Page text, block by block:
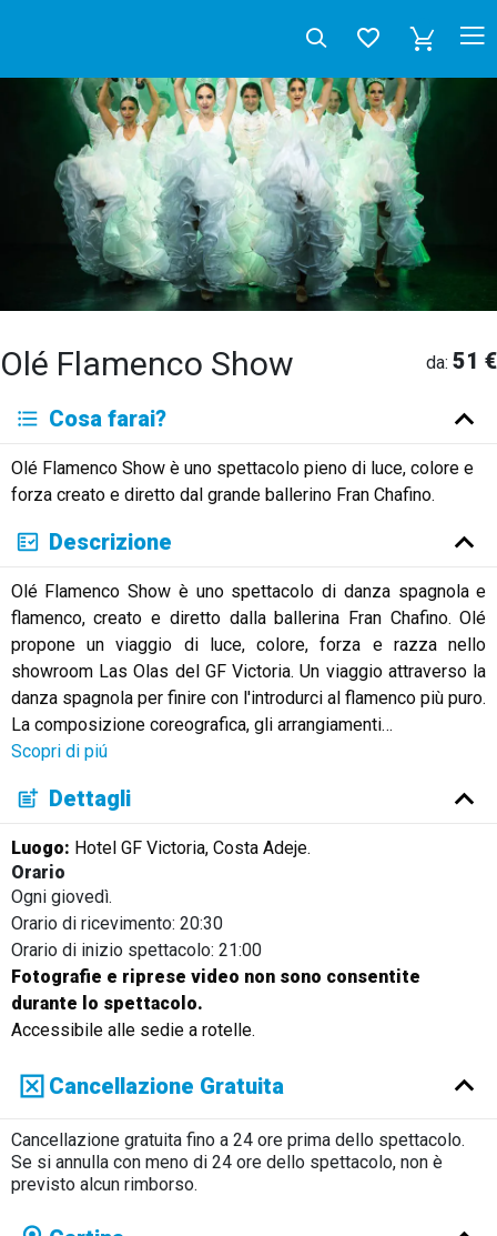
Olé Flamenco Show da: 51 €
Deutsch English
Français
Italiano
Neerlandés
Русский
Cosa farai?
Olé Flamenco Show è uno spettacolo pieno di luce, colore e
forza creato e diretto dal grande ballerino Fran Chafino.
Descrizione
Olé Flamenco Show è uno spettacolo di danza spagnola e
flamenco, creato e diretto dalla ballerina Fran Chafino. Olé
propone un viaggio di luce, colore, forza e razza nello
showroom Las Olas del GF Victoria. Un viaggio attraverso la
danza spagnola per finire con l'introdurci al flamenco più puro.
La composizione coreografica, gli arrangiamenti…
Scopri di piú
Dettagli
Luogo: Hotel GF Victoria, Costa Adeje.
Orario
Ogni giovedì.
Orario di ricevimento: 20:30
Orario di inizio spettacolo: 21:00
Fotografie e riprese video non sono consentite
durante lo spettacolo.
Accessibile alle sedie a rotelle.
Cancellazione Gratuita
Cancellazione gratuita fino a 24 ore prima dello spettacolo.
Se si annulla con meno di 24 ore dello spettacolo, non è
previsto alcun rimborso.